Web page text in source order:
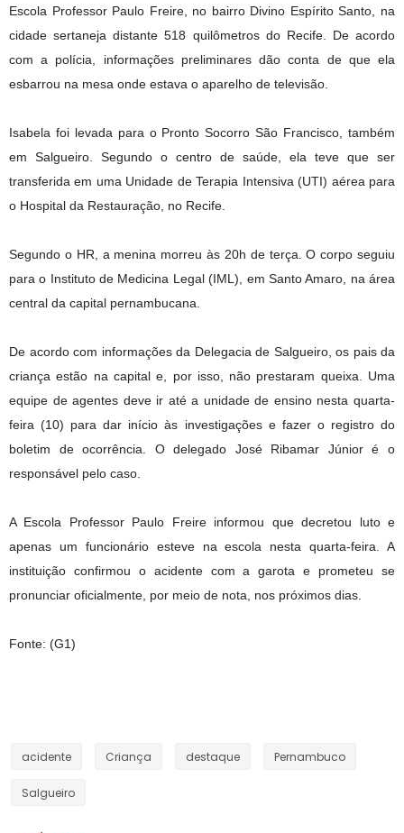
Escola Professor Paulo Freire, no bairro Divino Espírito Santo, na
cidade sertaneja distante 518 quilômetros do Recife. De acordo
com a polícia, informações preliminares dão conta de que ela
esbarrou na mesa onde estava o aparelho de televisão.
Isabela foi levada para o Pronto Socorro São Francisco, também
em Salgueiro. Segundo o centro de saúde, ela teve que ser
transferida em uma Unidade de Terapia Intensiva (UTI) aérea para
o Hospital da Restauração, no Recife.
Segundo o HR, a menina morreu às 20h de terça. O corpo seguiu
para o Instituto de Medicina Legal (IML), em Santo Amaro, na área
central da capital pernambucana.
De acordo com informações da Delegacia de Salgueiro, os pais da
criança estão na capital e, por isso, não prestaram queixa. Uma
equipe de agentes deve ir até a unidade de ensino nesta quarta-
feira (10) para dar início às investigações e fazer o registro do
boletim de ocorrência. O delegado José Ribamar Júnior é o
responsável pelo caso.
A Escola Professor Paulo Freire informou que decretou luto e
apenas um funcionário esteve na escola nesta quarta-feira. A
instituição confirmou o acidente com a garota e prometeu se
pronunciar oficialmente, por meio de nota, nos próximos dias.
Fonte: (G1)
acidente Criança destaque Pernambuco
Salgueiro